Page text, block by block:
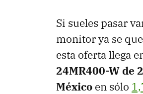
Si sueles pasar
monitor ya se
esta oferta llega
24MR400-W de
México en sólo